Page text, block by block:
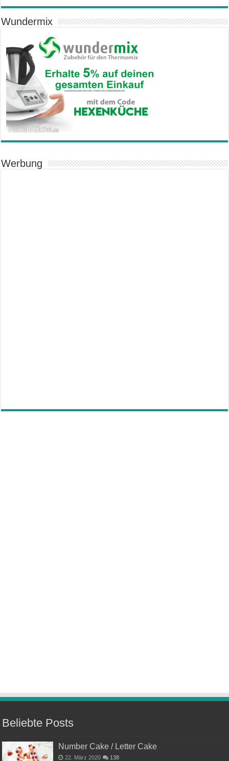
Wundermix
Werbung
Beliebte Posts
Number Cake / Letter Cake
22. März 2020 138